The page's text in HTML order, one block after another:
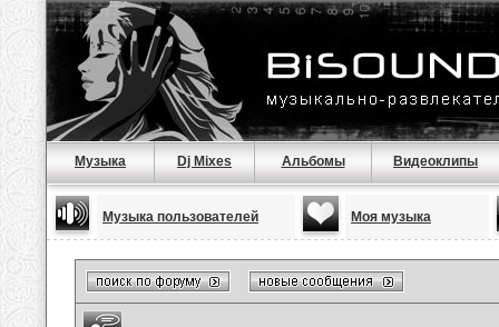
Музыка Dj Mixes Альбомы Видеоклипы
Музыка пользователей Моя музыка